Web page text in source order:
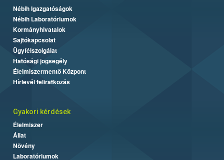
Nébih Igazgatóságok
Nébih Laboratóriumok
Kormányhivatalok
Sajtókapcsolat
Ügyfélszolgálat
Hatósági jogsegély
Élelmiszermentő Központ
Hírlevél feliratkozás
Gyakori kérdések
Élelmiszer
Állat
Növény
Laboratóriumok